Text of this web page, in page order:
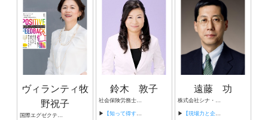
ヴィランティ牧
野祝子
国際エグゼクティブコーチ 株式会社 グローバル・キャリアデザイン 代表取締役 iU情報経営イノベーション専門職大学 客員教授 経営軍師
鈴木 敦子
社会保険労務士／特定社会保険労務士／NPO生涯学習認定キャリア・コンサルタント
▶ 【知って得する労働法】
遠藤 功
株式会社シナ・コーポレーション 代表取締役 ローランド・ベルガー日本法人 （元）
▶ 【現場力と企業変革】